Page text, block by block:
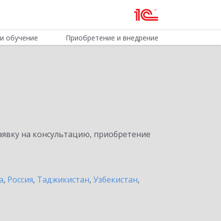
обучение Приобретение и внедрение
на консультацию, приобретение
, Россия, Таджикистан, Узбекистан,